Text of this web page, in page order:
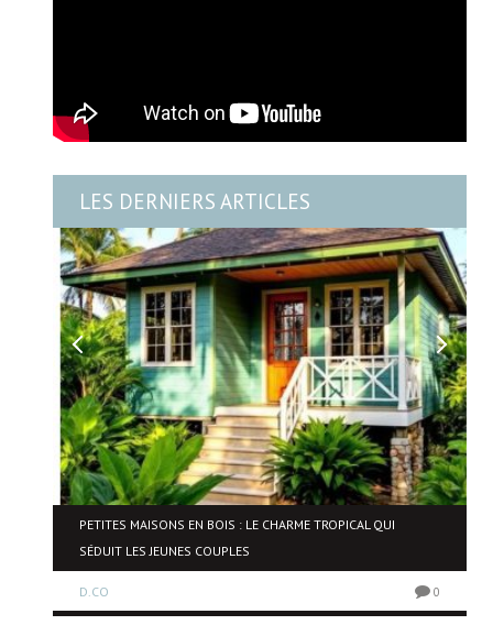
LES DERNIERS ARTICLES
PETITES MAISONS EN BOIS : LE CHARME TROPICAL QUI
SÉDUIT LES JEUNES COUPLES
D.CO 0